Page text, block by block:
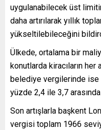
uygulanabilecek üst
daha artırılarak yıllık
yükseltilebileceğini
Ülkede, ortalama bir
konutlarda kiracıların
belediye vergilerinde ise
yüzde 2,4 ile 3,7 arasında
Son artışlarla başkent
vergisi toplam 1966